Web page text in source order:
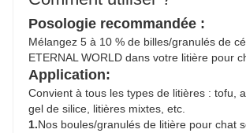
Posologie recommandée :
Mélangez 5 à 10 % de billes/granulés de
ETERNAL WORLD dans votre litière pour
Application:
Convient à tous les types de litières : tofu,
gel de silice, litières mixtes, etc.
1.Nos boules/granulés de litière pour chat